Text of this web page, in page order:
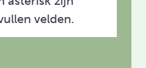
velden.